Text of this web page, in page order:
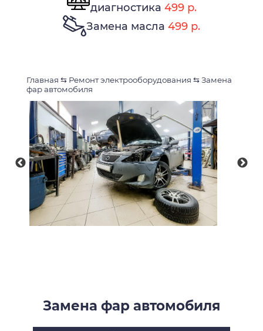
диагностика 499 р.
Замена масла 499 р.
Главная ⇆ Ремонт электрооборудования ⇆Замена
фар автомобиля
Замена фар автомобиля